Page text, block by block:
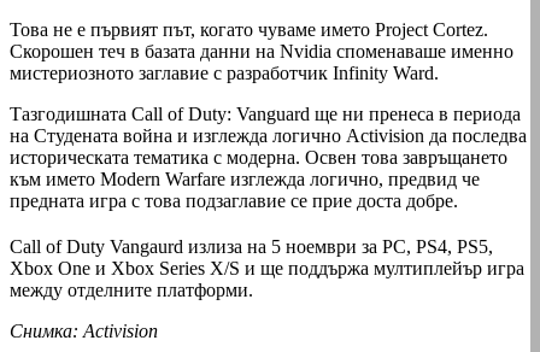
Това не е първият път, когато чуваме името Project Cortez.
Скорошен теч в базата данни на Nvidia споменаваше именно
мистериозното заглавие с разработчик Infinity Ward.
Тазгодишната Call of Duty: Vanguard ще ни пренеса в периода
на Студената война и изглежда логично Activision да последва
историческата тематика с модерна. Освен това завръщането
към името Modern Warfare изглежда логично, предвид че
предната игра с това подзаглавие се прие доста добре.
Call of Duty Vangaurd излиза на 5 ноември за РС, PS4, PS5,
Xbox One и Xbox Series X/S и ще поддържа мултиплейър игра
между отделните платформи.
Снимка: Activision